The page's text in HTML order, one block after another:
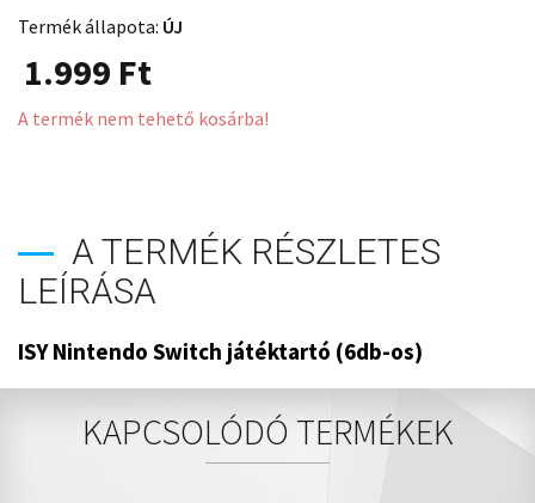
Termék állapota: ÚJ
1.999 Ft
A termék nem tehető kosárba!
A TERMÉK RÉSZLETES
LEÍRÁSA
ISY Nintendo Switch játéktartó (6db-os)
KAPCSOLÓDÓ TERMÉKEK